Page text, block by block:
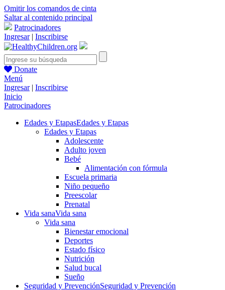
Omitir los comandos de cinta
Saltar al contenido principal
Patrocinadores
Ingresar| Inscribirse
Donate
Menú
Ingresar| Inscribirse
Inicio
Patrocinadores
Edades y EtapasEdades y Etapas
Edades y Etapas
Adolescente
Adulto joven
Bebé
Alimentación con fórmula
Escuela primaria
Niño pequeño
Preescolar
Prenatal
Vida sanaVida sana
Vida sana
Bienestar emocional
Deportes
Estado físico
Nutrición
Salud bucal
Sueño
Seguridad y PrevenciónSeguridad y Prevención